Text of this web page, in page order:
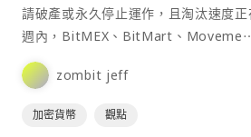
請破產或永久停止運作，且淘汰速度
週內，BitMEX、BitMart、
zombit jeff
加密貨幣 觀點